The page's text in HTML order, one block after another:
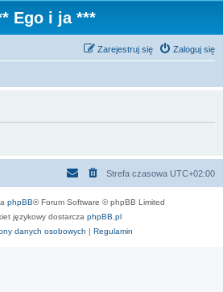
Ego i ja ***
Zaloguj się
Zarejestruj się
Strefa czasowa UTC+02:00
phpBB® Forum Software © phpBB Limited
językowy dostarcza phpBB.pl
danych osobowych | Regulamin